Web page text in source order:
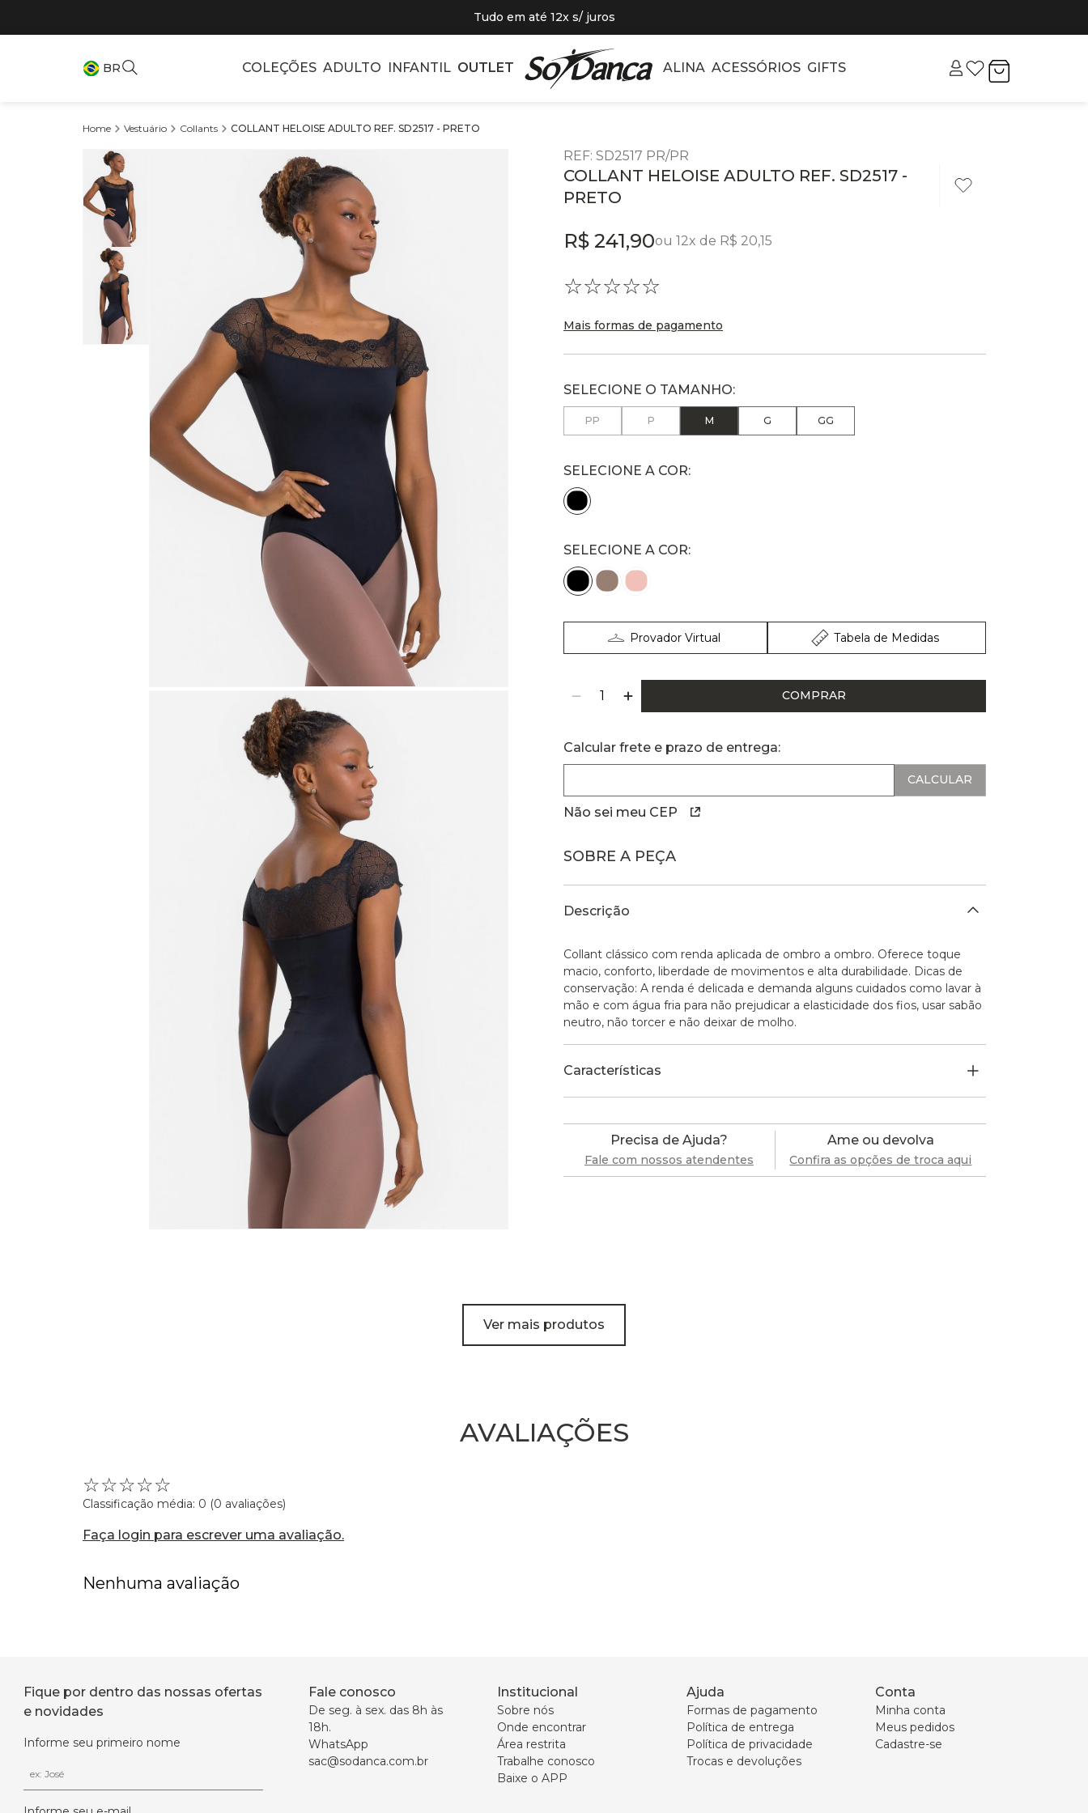
Tudo em até 12x s/ juros
BR COLEÇÕES ADULTO INFANTIL OUTLET ALINA ACESSÓRIOS GIFTS
Vestuário Collants COLLANT HELOISE ADULTO REF. SD2517 - PRETO
REF: SD2517 PR/PR
COLLANT HELOISE ADULTO REF. SD2517 -
PRETO
R$ 241,90ou 12x de R$ 20,15
☆☆☆☆☆
Mais formas de pagamento
PP P M G GG
SELECIONE A COR:
Provador Virtual Tabela de Medidas
COMPRAR
Calcular frete e prazo de entrega:
Não sei meu CEP
SOBRE A PEÇA
Descrição
Collant clássico com renda aplicada de ombro a ombro. Oferece toque
macio, conforto, liberdade de movimentos e alta durabilidade. Dicas de
conservação: A renda é delicada e demanda alguns cuidados como lavar à
mão e com água fria para não prejudicar a elasticidade dos fios, usar sabão
neutro, não torcer e não deixar de molho.
Características
Precisa de Ajuda?
Fale com nossos atendentes
Ame ou devolva
Confira as opções de troca aqui
Ver mais produtos
AVALIAÇÕES
☆☆☆☆☆
Classificação média: 0 (0 avaliações)
Faça login para escrever uma avaliação.
Nenhuma avaliação
Fique por dentro das nossas ofertas
e novidades
Informe seu primeiro nome
Fale conosco
De seg. à sex. das 8h às
18h.
WhatsApp
sac@sodanca.com.br
Institucional
Sobre nós
Onde encontrar
Área restrita
Trabalhe conosco
Baixe o APP
Ajuda
Formas de pagamento
Política de entrega
Política de privacidade
Trocas e devoluções
Conta
Minha conta
Meus pedidos
Cadastre-se